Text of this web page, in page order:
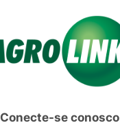
Conecte-se conosco